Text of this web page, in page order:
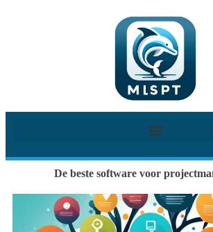
De beste software voor